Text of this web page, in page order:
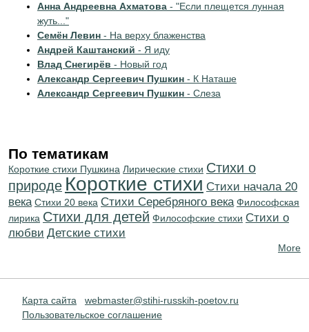
Анна Андреевна Ахматова - "Если плещется лунная
жуть..."
Семён Левин - На верху блаженства
Андрей Каштанский - Я иду
Влад Снегирёв - Новый год
Александр Сергеевич Пушкин - К Наташе
Александр Сергеевич Пушкин - Слеза
По тематикам
Короткие стихи Пушкина Лирические стихи Стихи о
природе Короткие стихи Cтихи начала 20
века Стихи 20 века Cтихи Серебряного века Философская
лирика Стихи для детей Философские стихи Стихи о
любви Детские стихи
More
Карта сайта
webmaster@stihi-russkih-poetov.ru
Пользовательское соглашение